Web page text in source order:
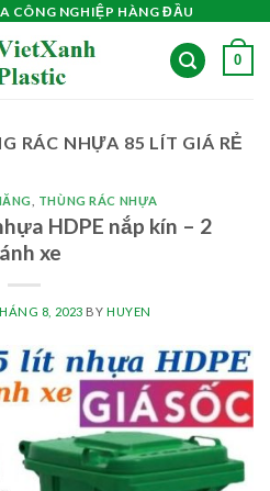
CÔNG NGHIỆP HÀNG ĐẦU
0
RÁC NHỰA 85 LÍT GIÁ RẺ
THÙNG RÁC NHỰA
HDPE nắp kín – 2
xe
8, 2023 BY HUYEN